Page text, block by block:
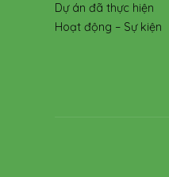
Dự án đã thực hiện
Hoạt động – Sự kiện